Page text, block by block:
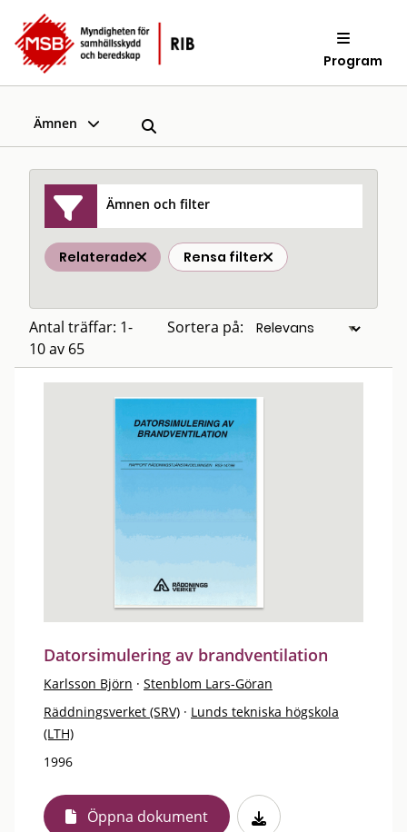
Program
Ämnen
Ämnen och filter
Relaterade Rensa filter
Antal träffar: 1-
10 av 65
Sortera på:
Datorsimulering av brandventilation
Karlsson Björn · Stenblom Lars-Göran
Räddningsverket (SRV) · Lunds tekniska högskola
(LTH)
1996
Öppna dokument